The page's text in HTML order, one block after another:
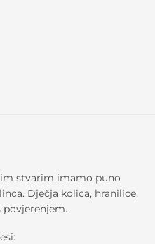
stvarim imamo puno
Dječja kolica, hranilice,
povjerenjem.